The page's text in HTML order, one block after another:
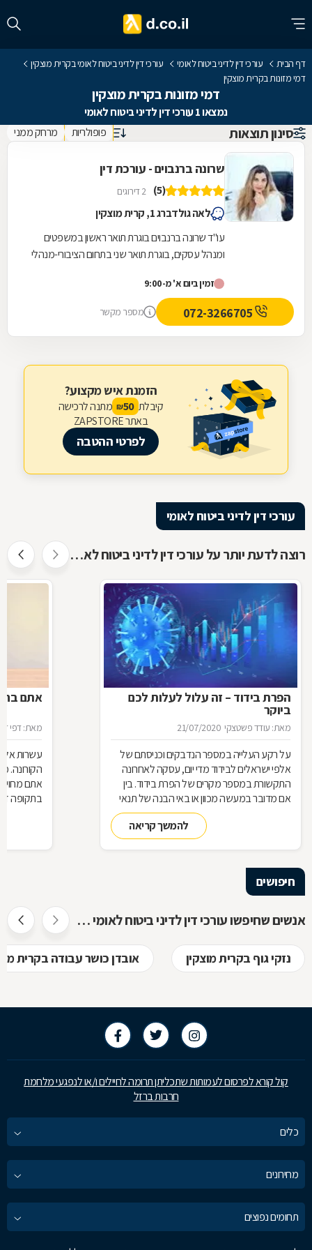
דף הבית עורכי דין לדיני ביטוח לאומי
עורכי דין לדיני ביטוח לאומי בקרית מוצקין
דמי מזונות בקרית מוצקין
דמי מזונות בקרית מוצקין
נמצאו 1 עורכי דין לדיני ביטוח לאומי
סינון תוצאות פופולריות מרחק ממני
שרונה ברנבוים - עורכת דין
(5) 2 דירוגים
לאה גולדברג 1, קרית מוצקין
עו"ד שרונה ברנבוים בוגרת תואר ראשון במשפטים
ומנהל עסקים, בוגרת תואר שני בתחום הציבורי-מנהלי
רחבה...
זמין ביום א' מ-9:00
מספר מקשר
הזמנת איש מקצוע?
קיבלת 50
₪ מתנה לרכישה
באתר ZAPSTORE
לפרטי ההטבה
עורכי דין לדיני ביטוח לאומי
רוצה לדעת יותר על עורכי דין לדיני ביטוח לאומי ?
הפרת בידוד – זה עלול לעלות לכם
ביוקר
מאת: עודד פשטצקי 21/07/2020
על רקע העלייה במספר הנדבקים וכניסתם של
אלפי ישראלים לבידוד מדי יום, עסקה לאחרונה
התקשורת במספר מקרים של הפרת בידוד. בין
אם מדובר במעשה מכוון או באי הבנה של תנאי
הבידוד, להפרת הבידוד ישנן השלכות אותן חשוב
להמשך קריאה
אתם
מאת: דפי
עשרות
הקורונה.
אתם
בתקופה
חיפושים
אנשים שחיפשו עורכי דין לדיני ביטוח לאומי חיפשו גם
נזקי גוף בקרית מוצקין אובדן כושר עבודה בקרית
קול קורא לפרסום לעמותות שתכליתן תרומה לחיילים ו/או לנפגעי מלחמת
חרבות ברזל
כלים
מחירונים
תחומים נפוצים